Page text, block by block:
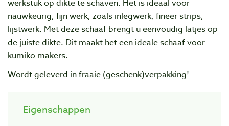
werkstuk op dikte te schaven. Het is ideaal voor
nauwkeurig, fijn werk, zoals inlegwerk, fineer strips,
lijstwerk. Met deze schaaf brengt u eenvoudig latjes op
de juiste dikte. Dit maakt het een ideale schaaf voor
kumiko makers.
Wordt geleverd in fraaie (geschenk)verpakking!
Eigenschappen